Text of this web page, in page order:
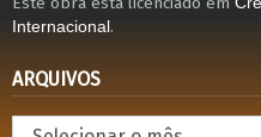
Internacional .
ARQUIVOS
Arquivos